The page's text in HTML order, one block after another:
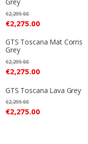
€2,275.00
€2,299.00
GTS Toscana Mat Corris
Grey
€2,275.00
€2,299.00
GTS Toscana Lava Grey
€2,275.00
€2,299.00